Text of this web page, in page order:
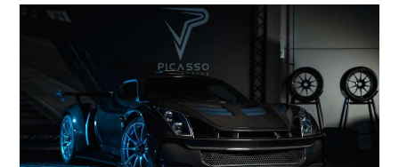
Dtwyler
Holding
Lve
Millions
2,1%,
2027